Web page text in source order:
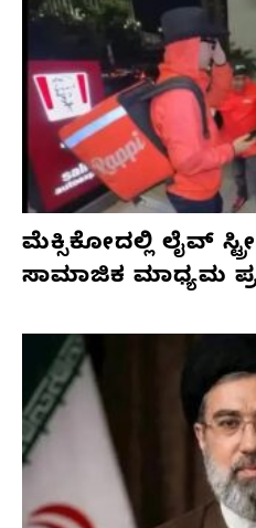
ಮೆಕ್ಸಿಕೋದಲ್ಲಿ ಲೈವ್
ಸಾಮಾಜಿಕ ಮಾಧ್ಯಮ